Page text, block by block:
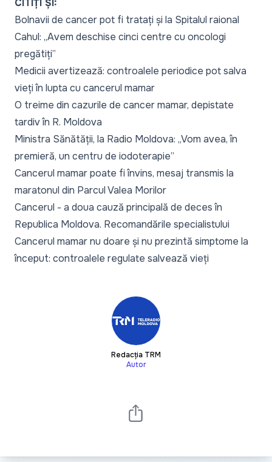
CITIȚI ȘI:
Bolnavii de cancer pot fi tratați și la Spitalul raional
Cahul: „Avem deschise cinci centre cu oncologi
pregătiți”
Medicii avertizează: controalele periodice pot salva
vieți în lupta cu cancerul mamar
O treime din cazurile de cancer mamar, depistate
tardiv în R. Moldova
Ministra Sănătății, la Radio Moldova: „Vom avea, în
premieră, un centru de iodoterapie”
Cancerul mamar poate fi învins, mesaj transmis la
maratonul din Parcul Valea Morilor
Cancerul - a doua cauză principală de deces în
Republica Moldova. Recomandările specialistului
Cancerul mamar nu doare și nu prezintă simptome la
început: controalele regulate salvează vieți
Redacția TRM
Autor